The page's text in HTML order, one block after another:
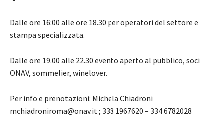
Dalle ore 16:00 alle ore 18.30 per operatori del settore e
stampa specializzata.
Dalle ore 19.00 alle 22.30 evento aperto al pubblico, soci
ONAV, sommelier, winelover.
Per info e prenotazioni: Michela Chiadroni
mchiadroniroma@onav.it ; 338 1967620 – 334 6782028